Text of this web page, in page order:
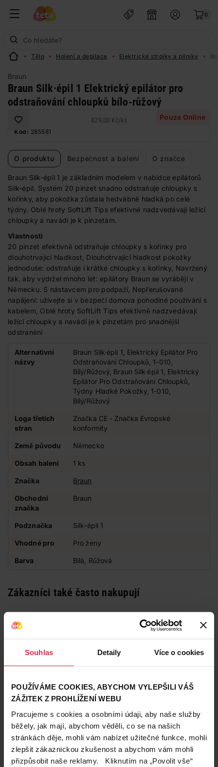
Souhlas Detaily Více o cookies
POUŽÍVÁME COOKIES, ABYCHOM VYLEPŠILI VÁŠ
ZÁŽITEK Z PROHLÍŽENÍ WEBU
Pracujeme s cookies a osobními údaji, aby naše služby
běžely, jak mají, abychom věděli, co se na našich
stránkách děje, mohli vám nabízet užitečné funkce, mohli
zlepšit zákaznickou zkušenost a abychom vám mohli
přizpůsobit naše reklamy. Kliknutím na „Povolit vše“
0
Tělo Holení a depilace Elektrické strojky a pilníky
Braun
Braun Silk·épil 1 Elektrický epilátor pro
odstraňování chloupků bílo-růžový
Pouze Online
829,00 Kč/ks
Kód: 285581
O produktu Bezpečnost a balení O značce
Braun Silk-épil 1 je základním modelem v nabídce epilátorů
Silk-épil. Systém 20 pinzet snadno odstraňuje chloupky s
kořínky, aby pokožka zůstala hedvábně hladká po celé
týdny. Oblé hroty SoftLift Tips efektivně nadzvedávají ležící
chloupky a navádí je k pinzetám.
Vlastnosti
20 pinzet efektivně odstraňuje chloupky s kořínky pro
dlouhotrvající hladkost, Dlouhotrvající hladkost pokožky
jednoduše: odstraňuje i krátké chloupky s kořínky, Navržený
tak, aby vydržel mnoho let: epilátory Braun se vyrábějí v
Německu. S nástavcem pro podpaží, Nepřerušované
napájení: užívejte si v bezpečí domova pohodlné používání s
kabelem, Oblé hroty SoftLift Tips efektivně nadzvedávají
ležící chloupky a navádí je k pinzetám pro snadnější
odstranění
Alternativní
názvy
Braun Silk·épil 1, Elektrický Epilátor Pro
Odstraňování Chloupků, 1-010,
Bílý/Růžový, Braun Silk·épil 1, Elektrický
Epilátor Pro Odstraňování Chloupků,
Týdny Hladké Pokožky, 1-010,
Bílý/Růžový
Loga třetích
stran
Značka CE - Značka Evropské
konformity
Země původu Německo
Obsah balení 1 ks
Značka Braun
Obchodní
značka
Braun
Podznačka Silk-épil 1
Vhodné pro Pro ženy
Barva Bílá, Růžová
Zákazníci také často nakupují